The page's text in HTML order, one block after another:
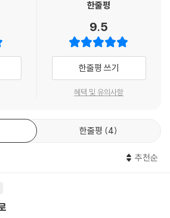
한줄평
9.5
한줄평 쓰기
혜택 및 유의사항
한줄평 4
추천순